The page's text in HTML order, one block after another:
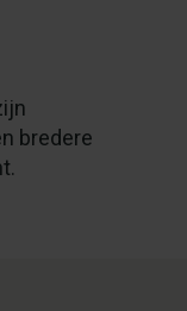
bredere